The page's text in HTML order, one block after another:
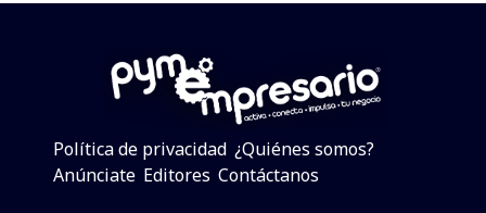
Política de privacidad ¿Quiénes somos?
Anúnciate Editores Contáctanos